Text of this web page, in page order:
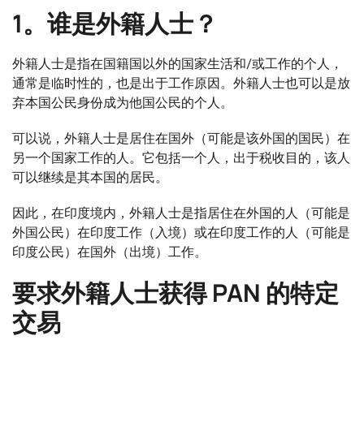
1。谁是外籍人士？
外籍人士是指在国籍国以外的国家生活和/或工作的个人，
通常是临时性的，也是出于工作原因。外籍人士也可以是放
弃本国公民身份成为他国公民的个人。
可以说，外籍人士是居住在国外（可能是该外国的国民）在
另一个国家工作的人。它包括一个人，出于税收目的，该人
可以继续是其本国的居民。
因此，在印度境内，外籍人士是指居住在外国的人（可能是
外国公民）在印度工作（入境）或在印度工作的人（可能是
印度公民）在国外（出境）工作。
要求外籍人士获得 PAN 的特定
交易